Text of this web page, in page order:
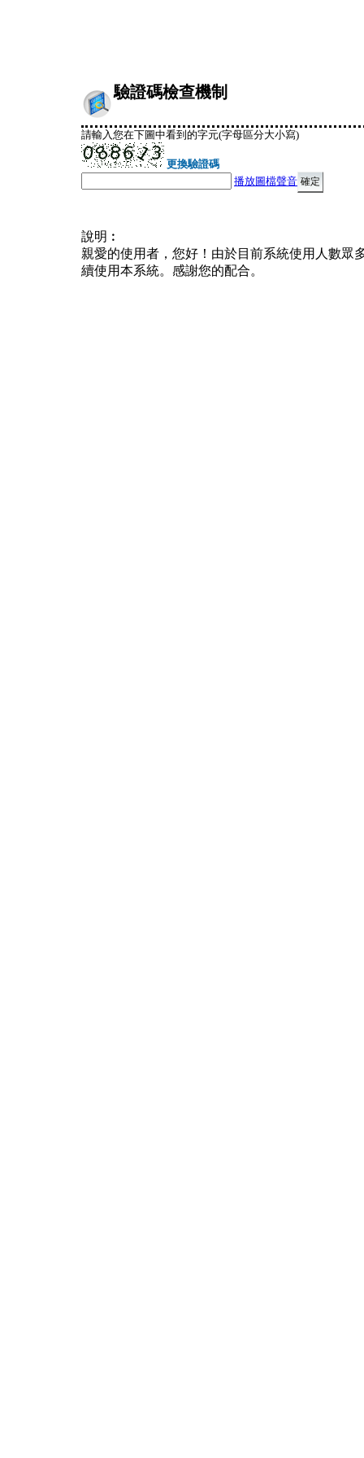
驗證碼檢查機制
請輸入您在下圖中看到的字元(字母區分大小寫)
更換驗證碼
播放圖檔聲音
說明︰
親愛的使用者，您好！由於目前系統使用人數眾
續使用本系統。感謝您的配合。